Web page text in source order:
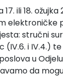
ili 18. ožujka
elektroničke
stručni
(IV.6. i IV.4.)
u
da